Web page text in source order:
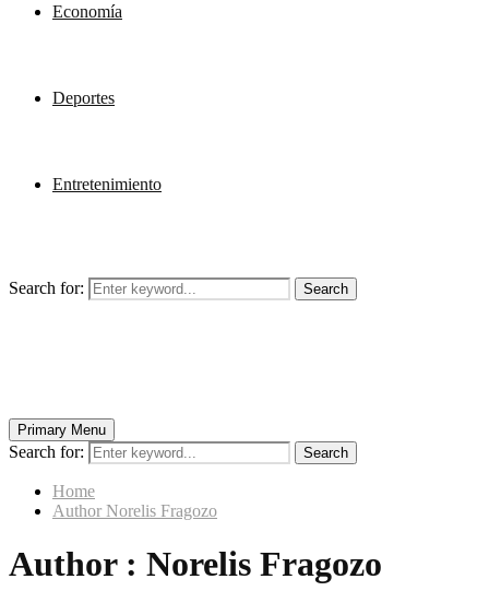
Economía
Deportes
Entretenimiento
Search for: Search
Primary Menu
Search for: Search
Home
Author Norelis Fragozo
Author : Norelis Fragozo